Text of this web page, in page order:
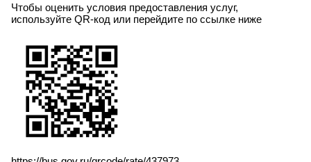
Чтобы оценить условия предоставления услуг,
используйте QR-код или перейдите по ссылке ниже